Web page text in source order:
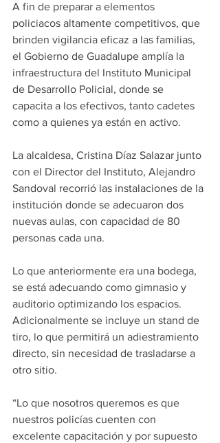
A fin de preparar a elementos
policiacos altamente competitivos, que
brinden vigilancia eficaz a las familias,
el Gobierno de Guadalupe amplía la
infraestructura del Instituto Municipal
de Desarrollo Policial, donde se
capacita a los efectivos, tanto cadetes
como a quienes ya están en activo.
La alcaldesa, Cristina Díaz Salazar junto
con el Director del Instituto, Alejandro
Sandoval recorrió las instalaciones de la
institución donde se adecuaron dos
nuevas aulas, con capacidad de 80
personas cada una.
Lo que anteriormente era una bodega,
se está adecuando como gimnasio y
auditorio optimizando los espacios.
Adicionalmente se incluye un stand de
tiro, lo que permitirá un adiestramiento
directo, sin necesidad de trasladarse a
otro sitio.
“Lo que nosotros queremos es que
nuestros policías cuenten con
excelente capacitación y por supuesto